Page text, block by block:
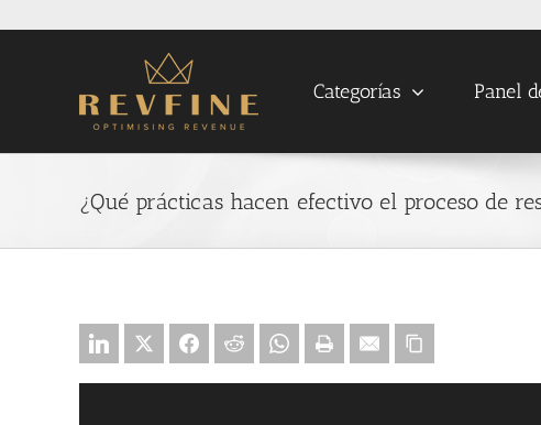
Categorías Panel
¿Qué prácticas hacen efectivo el proceso de